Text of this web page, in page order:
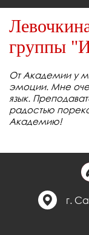
группы
От Академии у
эмоции. Мне
язык.
радостью
Академию!
г.